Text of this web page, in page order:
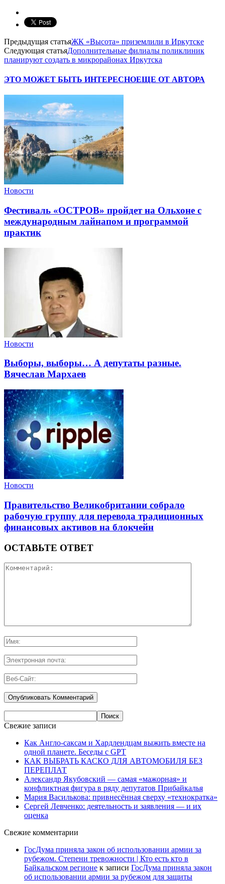
Предыдущая статьяЖК «Высота» приземлили в Иркутске
Следующая статьяДополнительные филиалы поликлиник
планируют создать в микрорайонах Иркутска
ЭТО МОЖЕТ БЫТЬ ИНТЕРЕСНОЕЩЕ ОТ АВТОРА
Новости
Фестиваль «ОСТРОВ» пройдет на Ольхоне с
международным лайнапом и программой
практик
Новости
Выборы, выборы… А депутаты разные.
Вячеслав Мархаев
Новости
Правительство Великобритании собрало
рабочую группу для перевода традиционных
финансовых активов на блокчейн
ОСТАВЬТЕ ОТВЕТ
Свежие записи
Как Англо-саксам и Хардлендцам выжить вместе на
одной планете. Беседы с GPT
КАК ВЫБРАТЬ КАСКО ДЛЯ АВТОМОБИЛЯ БЕЗ
ПЕРЕПЛАТ
Александр Якубовский — самая «мажорная» и
конфликтная фигура в ряду депутатов Прибайкалья
Мария Василькова: привнесённая сверху «технократка»
Сергей Левченко: деятельность и заявления — и их
оценка
Свежие комментарии
ГосДума приняла закон об использовании армии за
рубежом. Степени тревожности | Кто есть кто в
Байкальском регионе к записи ГосДума приняла закон
об использовании армии за рубежом для защиты